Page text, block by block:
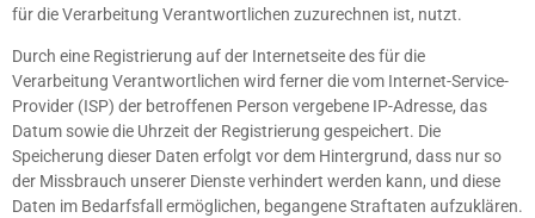
für die Verarbeitung Verantwortlichen zuzurechnen ist, nutzt.
Durch eine Registrierung auf der Internetseite des für die
Verarbeitung Verantwortlichen wird ferner die vom Internet-Service-
Provider (ISP) der betroffenen Person vergebene IP-Adresse, das
Datum sowie die Uhrzeit der Registrierung gespeichert. Die
Speicherung dieser Daten erfolgt vor dem Hintergrund, dass nur so
der Missbrauch unserer Dienste verhindert werden kann, und diese
Daten im Bedarfsfall ermöglichen, begangene Straftaten aufzuklären.